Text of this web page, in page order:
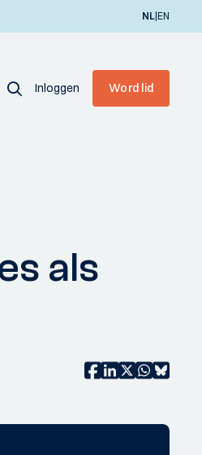
NL|EN
Inloggen Word lid
als